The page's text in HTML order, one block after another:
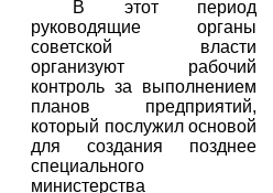
В этот период
руководящие органы
советской власти
организуют рабочий
контроль за выполнением
планов предприятий,
который послужил основой
для создания позднее
специального
министерства